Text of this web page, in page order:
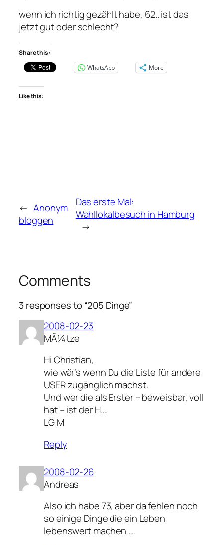
wenn ich richtig gezählt habe, 62.. ist das
jetzt gut oder schlecht?
Share this:
WhatsApp
More
Like this:
← Anonym
bloggen
Das erste Mal:
Wahllokalbesuch in Hamburg
→
Comments
3 responses to “205 Dinge”
2008-02-23
MÃ¼tze
Hi Christian,
wie wär’s wenn Du die Liste für andere
USER zugänglich machst.
Und wer die als Erster – beweisbar, voll
hat – ist der H….
LG M
Reply
2008-02-26
Andreas
Also ich habe 73, aber da fehlen noch
so einige Dinge die ein Leben
lebenswert machen ….